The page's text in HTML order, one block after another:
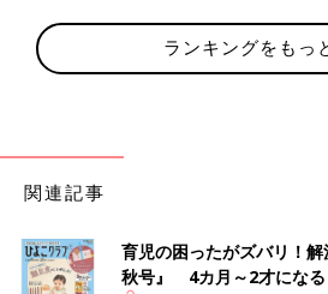
ランキングをもっ
関連記事
育児の困ったがズバリ！
秋号』 4カ月～2才になる